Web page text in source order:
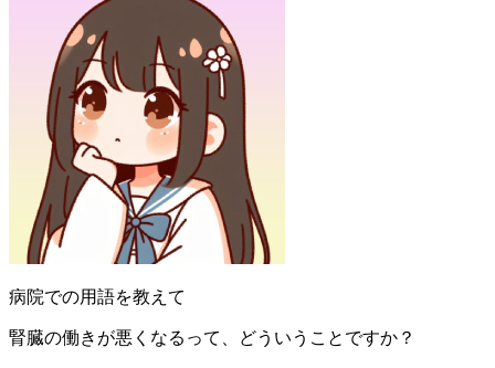
病院での用語を教えて
腎臓の働きが悪くなるって、どういうことですか？